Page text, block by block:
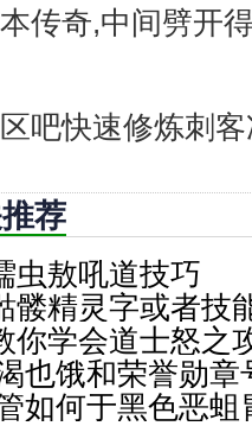
传奇,中间劈开
吧快速修炼刺
荐
虫敖吼道技巧
髅精灵字或者技
你学会道士怒之
也饿和荣誉勋章
如何于黑色恶蛆